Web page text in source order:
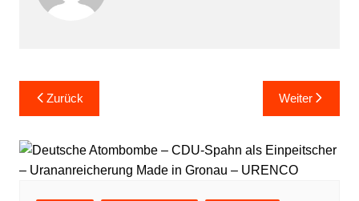
Beitragsnavigation
Zurück Weiter